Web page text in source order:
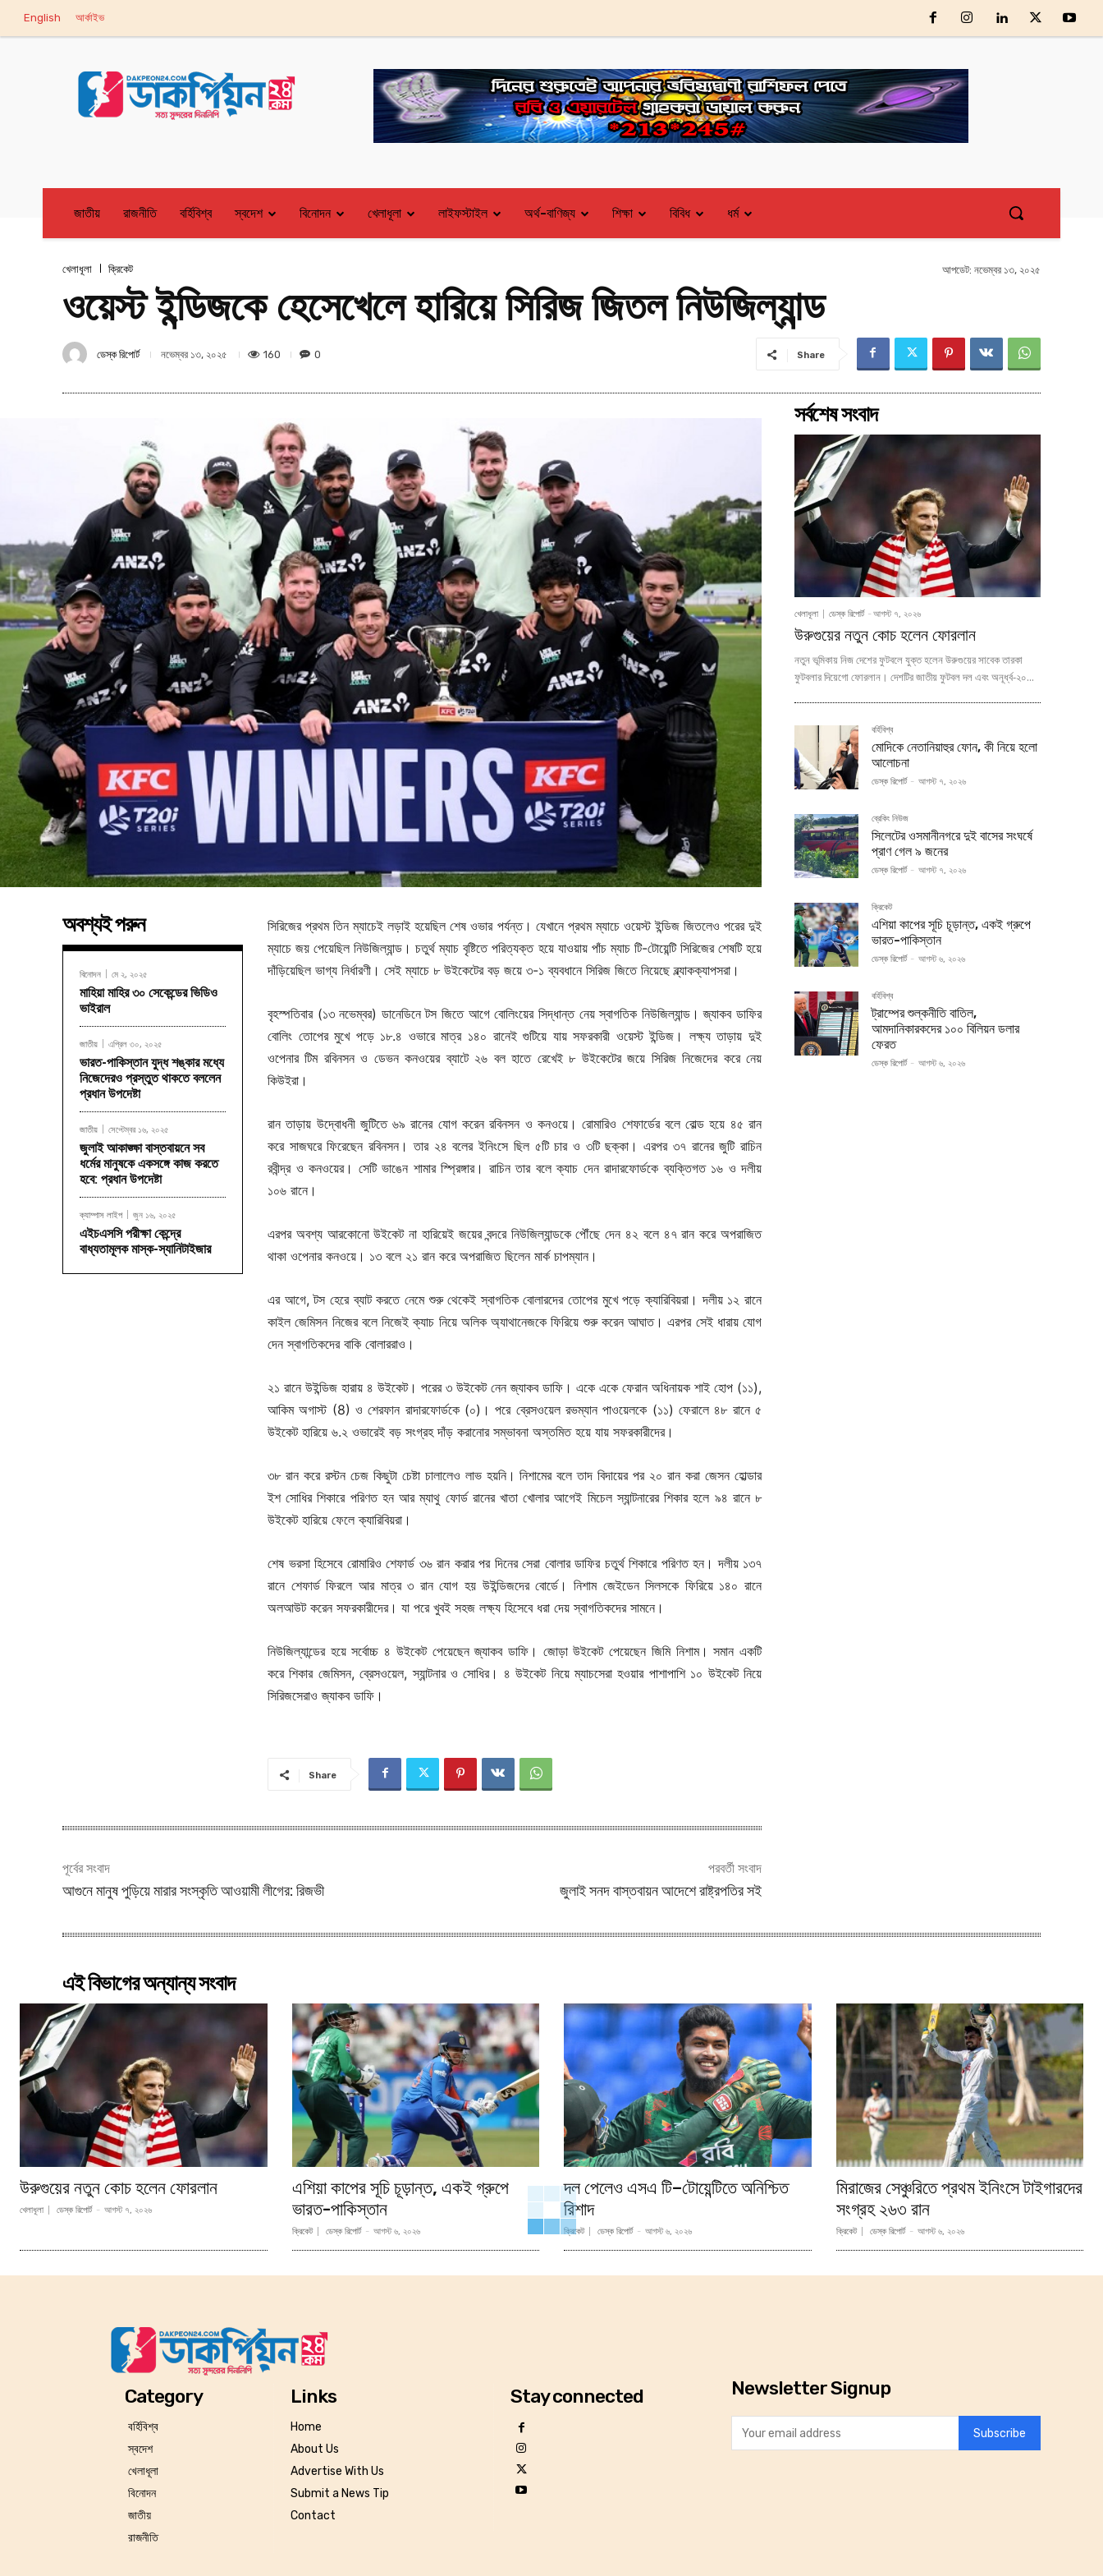
English আর্কাইভ
জাতীয় রাজনীতি বর্হিবিশ্ব স্বদেশ বিনোদন খেলাধূলা লাইফস্টাইল অর্থ-বাণিজ্য শিক্ষা বিবিধ ধর্ম
খেলাধূলা ক্রিকেট আপডেট: নভেম্বর ১৩, ২০২৫
ওয়েস্ট ইন্ডিজকে হেসেখেলে হারিয়ে সিরিজ জিতল নিউজিল্যান্ড
ডেস্ক রিপোর্ট নভেম্বর ১৩, ২০২৫ 160 0 Share
অবশ্যই পরুন
বিনোদন মে ২, ২০২৫
মাহিয়া মাহির ৩০ সেকেন্ডের ভিডিও
ভাইরাল
জাতীয় এপ্রিল ৩০, ২০২৫
ভারত-পাকিস্তান যুদ্ধ শঙ্কার মধ্যে
নিজেদেরও প্রস্তুত থাকতে বললেন
প্রধান উপদেষ্টা
জাতীয় সেপ্টেম্বর ১৬, ২০২৫
জুলাই আকাঙ্ক্ষা বাস্তবায়নে সব
ধর্মের মানুষকে একসঙ্গে কাজ করতে
হবে: প্রধান উপদেষ্টা
ক্যাম্পাস লাইপ জুন ১৬, ২০২৫
এইচএসসি পরীক্ষা কেন্দ্রে
বাধ্যতামূলক মাস্ক-স্যানিটাইজার
সিরিজের প্রথম তিন ম্যাচেই লড়াই হয়েছিল শেষ ওভার পর্যন্ত। যেখানে প্রথম ম্যাচে ওয়েস্ট ইন্ডিজ জিতলেও পরের দুই
ম্যাচে জয় পেয়েছিল নিউজিল্যান্ড। চতুর্থ ম্যাচ বৃষ্টিতে পরিত্যক্ত হয়ে যাওয়ায় পাঁচ ম্যাচ টি-টোয়েন্টি সিরিজের শেষটি হয়ে
দাঁড়িয়েছিল ভাগ্য নির্ধারণী। সেই ম্যাচে ৮ উইকেটের বড় জয়ে ৩-১ ব্যবধানে সিরিজ জিতে নিয়েছে ব্ল্যাকক্যাপসরা।
বৃহস্পতিবার (১৩ নভেম্বর) ডানেডিনে টস জিতে আগে বোলিংয়ের সিদ্ধান্ত নেয় স্বাগতিক নিউজিল্যান্ড। জ্যাকব ডাফির
বোলিং তোপের মুখে পড়ে ১৮.৪ ওভারে মাত্র ১৪০ রানেই গুটিয়ে যায় সফরকারী ওয়েস্ট ইন্ডিজ। লক্ষ্য তাড়ায় দুই
ওপেনার টিম রবিনসন ও ডেভন কনওয়ের ব্যাটে ২৬ বল হাতে রেখেই ৮ উইকেটের জয়ে সিরিজ নিজেদের করে নেয়
কিউইরা।
রান তাড়ায় উদ্বোধনী জুটিতে ৬৯ রানের যোগ করেন রবিনসন ও কনওয়ে। রোমারিও শেফার্ডের বলে বোল্ড হয়ে ৪৫ রান
করে সাজঘরে ফিরেছেন রবিনসন। তার ২৪ বলের ইনিংসে ছিল ৫টি চার ও ৩টি ছক্কা। এরপর ৩৭ রানের জুটি রাচিন
রবীন্দ্র ও কনওয়ের। সেটি ভাঙেন শামার স্প্রিঙ্গার। রাচিন তার বলে ক্যাচ দেন রাদারফোর্ডকে ব্যক্তিগত ১৬ ও দলীয়
১০৬ রানে।
এরপর অবশ্য আরকোনো উইকেট না হারিয়েই জয়ের বন্দরে নিউজিল্যান্ডকে পৌঁছে দেন ৪২ বলে ৪৭ রান করে অপরাজিত
থাকা ওপেনার কনওয়ে। ১৩ বলে ২১ রান করে অপরাজিত ছিলেন মার্ক চাপম্যান।
এর আগে, টস হেরে ব্যাট করতে নেমে শুরু থেকেই স্বাগতিক বোলারদের তোপের মুখে পড়ে ক্যারিবিয়রা। দলীয় ১২ রানে
কাইল জেমিসন নিজের বলে নিজেই ক্যাচ নিয়ে অলিক অ্যাথানেজকে ফিরিয়ে শুরু করেন আঘাত। এরপর সেই ধারায় যোগ
দেন স্বাগতিকদের বাকি বোলাররাও।
২১ রানে উইন্ডিজ হারায় ৪ উইকেট। পরের ৩ উইকেট নেন জ্যাকব ডাফি। একে একে ফেরান অধিনায়ক শাই হোপ (১১),
আকিম অগাস্ট (8) ও শেরফান রাদারফোর্ডকে (০)। পরে ব্রেসওয়েল রভম্যান পাওয়েলকে (১১) ফেরালে ৪৮ রানে ৫
উইকেট হারিয়ে ৬.২ ওভারেই বড় সংগ্রহ দাঁড় করানোর সম্ভাবনা অস্তমিত হয়ে যায় সফরকারীদের।
৩৮ রান করে রস্টন চেজ কিছুটা চেষ্টা চালালেও লাভ হয়নি। নিশামের বলে তাদ বিদায়ের পর ২০ রান করা জেসন হোল্ডার
ইশ সোধির শিকারে পরিণত হন আর ম্যাথু ফোর্ড রানের খাতা খোলার আগেই মিচেল স্যান্টনারের শিকার হলে ৯৪ রানে ৮
উইকেট হারিয়ে ফেলে ক্যারিবিয়রা।
শেষ ভরসা হিসেবে রোমারিও শেফার্ড ৩৬ রান করার পর দিনের সেরা বোলার ডাফির চতুর্থ শিকারে পরিণত হন। দলীয় ১৩৭
রানে শেফার্ড ফিরলে আর মাত্র ৩ রান যোগ হয় উইন্ডিজদের বোর্ডে। নিশাম জেইডেন সিলসকে ফিরিয়ে ১৪০ রানে
অলআউট করেন সফরকারীদের। যা পরে খুবই সহজ লক্ষ্য হিসেবে ধরা দেয় স্বাগতিকদের সামনে।
নিউজিল্যান্ডের হয়ে সর্বোচ্চ ৪ উইকেট পেয়েছেন জ্যাকব ডাফি। জোড়া উইকেট পেয়েছেন জিমি নিশাম। সমান একটি
করে শিকার জেমিসন, ব্রেসওয়েল, স্যান্টনার ও সোধির। ৪ উইকেট নিয়ে ম্যাচসেরা হওয়ার পাশাপাশি ১০ উইকেট নিয়ে
সিরিজসেরাও জ্যাকব ডাফি।
Share
পূর্বের সংবাদ
আগুনে মানুষ পুড়িয়ে মারার সংস্কৃতি আওয়ামী লীগের: রিজভী
পরবর্তী সংবাদ
জুলাই সনদ বাস্তবায়ন আদেশে রাষ্ট্রপতির সই
সর্বশেষ সংবাদ
খেলাধূলা ডেস্ক রিপোর্ট - আগস্ট ৭, ২০২৬
উরুগুয়ের নতুন কোচ হলেন ফোরলান
নতুন ভূমিকায় নিজ দেশের ফুটবলে যুক্ত হলেন উরুগুয়ের সাবেক তারকা
ফুটবলার দিয়েগো ফোরলান। দেশটির জাতীয় ফুটবল দল এবং অনূর্ধ্ব-২০...
বর্হিবিশ্ব
মোদিকে নেতানিয়াহুর ফোন, কী নিয়ে হলো
আলোচনা
ডেস্ক রিপোর্ট - আগস্ট ৭, ২০২৬
ব্রেকিং নিউজ
সিলেটের ওসমানীনগরে দুই বাসের সংঘর্ষে
প্রাণ গেল ৯ জনের
ডেস্ক রিপোর্ট - আগস্ট ৭, ২০২৬
ক্রিকেট
এশিয়া কাপের সূচি চূড়ান্ত, একই গ্রুপে
ভারত-পাকিস্তান
ডেস্ক রিপোর্ট - আগস্ট ৬, ২০২৬
বর্হিবিশ্ব
ট্রাম্পের শুল্কনীতি বাতিল,
আমদানিকারকদের ১০০ বিলিয়ন ডলার
ফেরত
ডেস্ক রিপোর্ট - আগস্ট ৬, ২০২৬
এই বিভাগের অন্যান্য সংবাদ
উরুগুয়ের নতুন কোচ হলেন ফোরলান
খেলাধূলা ডেস্ক রিপোর্ট - আগস্ট ৭, ২০২৬
এশিয়া কাপের সূচি চূড়ান্ত, একই গ্রুপে
ভারত-পাকিস্তান
ক্রিকেট ডেস্ক রিপোর্ট - আগস্ট ৬, ২০২৬
দল পেলেও এসএ টি–টোয়েন্টিতে অনিশ্চিত
রিশাদ
ক্রিকেট ডেস্ক রিপোর্ট - আগস্ট ৬, ২০২৬
মিরাজের সেঞ্চুরিতে প্রথম ইনিংসে টাইগারদের
সংগ্রহ ২৬৩ রান
ক্রিকেট ডেস্ক রিপোর্ট - আগস্ট ৬, ২০২৬
Category
বর্হিবিশ্ব
স্বদেশ
খেলাধূলা
বিনোদন
জাতীয়
রাজনীতি
Links
Home
About Us
Advertise With Us
Submit a News Tip
Contact
Stay connected Newsletter Signup
Subscribe